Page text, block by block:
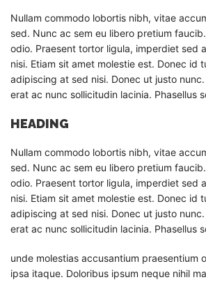
Nullam commodo lobortis nibh, vitae
sed. Nunc ac sem eu libero pretium
odio. Praesent tortor ligula, imperdiet sed
nisi. Etiam sit amet molestie est. Donec id
adipiscing at sed nisi. Donec ut justo
erat ac nunc sollicitudin lacinia. Phasellus
HEADING
Nullam commodo lobortis nibh, vitae
sed. Nunc ac sem eu libero pretium
odio. Praesent tortor ligula, imperdiet sed
nisi. Etiam sit amet molestie est. Donec id
adipiscing at sed nisi. Donec ut justo
erat ac nunc sollicitudin lacinia. Phasellus
unde molestias accusantium praesentium
ipsa itaque. Doloribus ipsum neque nihil